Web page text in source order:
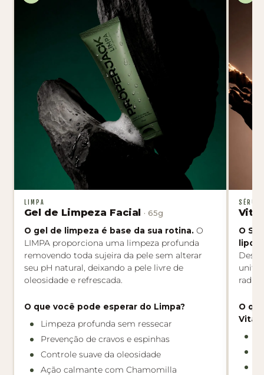
LIMPA
Gel de Limpeza Facial · 65g
O gel de limpeza é base da sua rotina.O
LIMPA proporciona uma limpeza profunda
removendo toda sujeira da pele sem alterar
seu pH natural, deixando a pele livre de
oleosidade e refrescada.
O que você pode esperar do Limpa?
Limpeza profunda sem ressecar
Prevenção de cravos e espinhas
Controle suave da oleosidade
Ação calmante com Chamomilla
SÉRUM
O
O